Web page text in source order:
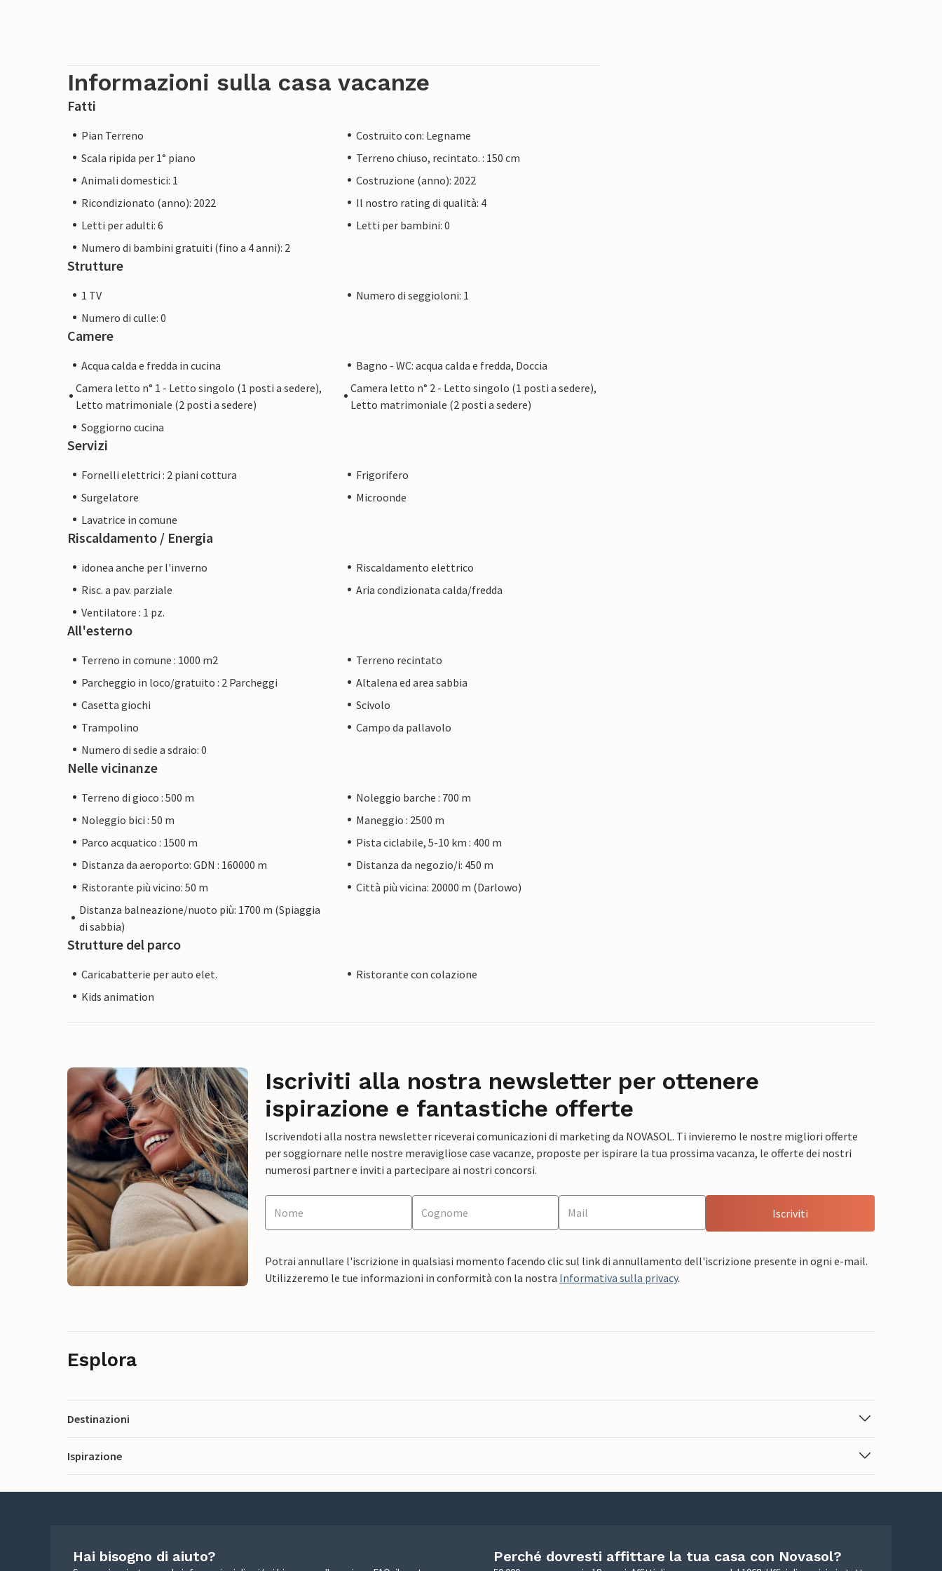
Informazioni sulla casa vacanze
Fatti
Pian Terreno
Costruito con: Legname
Scala ripida per 1° piano
Terreno chiuso, recintato. : 150 cm
Animali domestici: 1
Costruzione (anno): 2022
Ricondizionato (anno): 2022
Il nostro rating di qualità: 4
Letti per adulti: 6
Letti per bambini: 0
Numero di bambini gratuiti (fino a 4 anni): 2
Strutture
1 TV
Numero di seggioloni: 1
Numero di culle: 0
Camere
Acqua calda e fredda in cucina
Bagno - WC: acqua calda e fredda, Doccia
Camera letto n° 1 - Letto singolo (1 posti a sedere),
Letto matrimoniale (2 posti a sedere)
Camera letto n° 2 - Letto singolo (1 posti a sedere),
Letto matrimoniale (2 posti a sedere)
Soggiorno cucina
Servizi
Fornelli elettrici : 2 piani cottura
Frigorifero
Surgelatore
Microonde
Lavatrice in comune
Riscaldamento / Energia
idonea anche per l'inverno
Riscaldamento elettrico
Risc. a pav. parziale
Aria condizionata calda/fredda
Ventilatore : 1 pz.
All'esterno
Terreno in comune : 1000 m2
Terreno recintato
Parcheggio in loco/gratuito : 2 Parcheggi
Altalena ed area sabbia
Casetta giochi
Scivolo
Trampolino
Campo da pallavolo
Numero di sedie a sdraio: 0
Nelle vicinanze
Terreno di gioco : 500 m
Noleggio barche : 700 m
Noleggio bici : 50 m
Maneggio : 2500 m
Parco acquatico : 1500 m
Pista ciclabile, 5-10 km : 400 m
Distanza da aeroporto: GDN : 160000 m
Distanza da negozio/i: 450 m
Ristorante più vicino: 50 m
Città più vicina: 20000 m (Darlowo)
Distanza balneazione/nuoto più: 1700 m (Spiaggia
di sabbia)
Strutture del parco
Caricabatterie per auto elet.
Ristorante con colazione
Kids animation
Iscriviti alla nostra newsletter per ottenere
ispirazione e fantastiche offerte
Iscrivendoti alla nostra newsletter riceverai comunicazioni di marketing da NOVASOL. Ti invieremo le nostre migliori offerte
per soggiornare nelle nostre meravigliose case vacanze, proposte per ispirare la tua prossima vacanza, le offerte dei nostri
numerosi partner e inviti a partecipare ai nostri concorsi.
Iscriviti
Potrai annullare l'iscrizione in qualsiasi momento facendo clic sul link di annullamento dell'iscrizione presente in ogni e-mail.
Utilizzeremo le tue informazioni in conformità con la nostra Informativa sulla privacy.
Esplora
Destinazioni
Ispirazione
Hai bisogno di aiuto? Perché dovresti affittare la tua casa con Novasol?